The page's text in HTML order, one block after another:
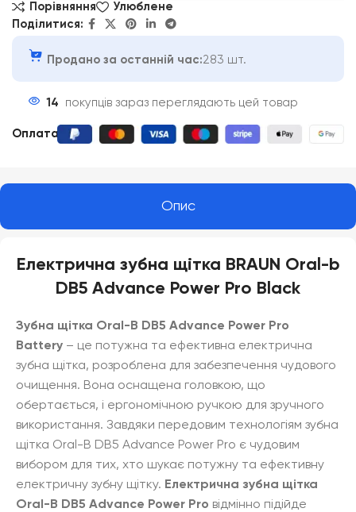
Порівняння
Улюблене
Поділитися:
Продано за останній час:283 шт.
14 покупців зараз переглядають цей товар
Оплата
Опис
Електрична зубна щітка BRAUN Oral-b
DB5 Advance Power Pro Black
Зубна щітка Oral-B DB5 Advance Power Pro
Battery – це потужна та ефективна електрична
зубна щітка, розроблена для забезпечення чудового
очищення. Вона оснащена головкою, що
обертається, і ергономічною ручкою для зручного
використання. Завдяки передовим технологіям зубна
щітка Oral-B DB5 Advance Power Pro є чудовим
вибором для тих, хто шукає потужну та ефективну
електричну зубну щітку. Електрична зубна щітка
Oral-B DB5 Advance Power Pro відмінно підійде